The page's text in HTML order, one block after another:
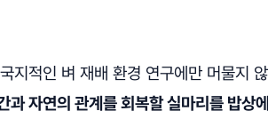
지적인 벼 재배 환경 연구에만 머물지
과 자연의 관계를 회복할 실마리를 밥상